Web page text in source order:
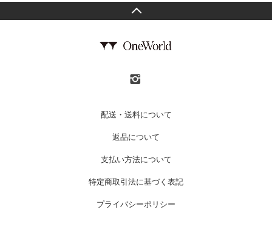
配送・送料について
返品について
支払い方法について
特定商取引法に基づく表記
プライバシーポリシー